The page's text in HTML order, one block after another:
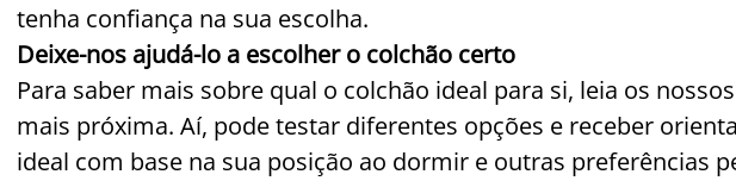
tenha confiança na sua escolha.
Deixe-nos ajudá-lo a escolher o colchão certo
Para saber mais sobre qual o colchão ideal para si, leia os
mais próxima. Aí, pode testar diferentes opções e receber
ideal com base na sua posição ao dormir e outras preferências